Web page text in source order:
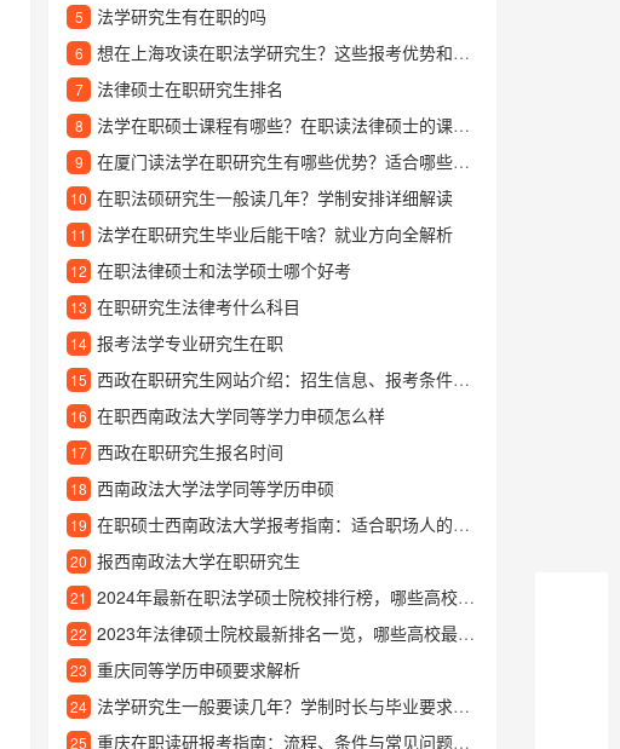
5 法学研究生有在职的吗
6 想在上海攻读在职法学研究生？这些报考优势和院校信息你需要了解
7 法律硕士在职研究生排名
8 法学在职硕士课程有哪些？在职读法律硕士的课程设置详解
9 在厦门读法学在职研究生有哪些优势？适合哪些人报考？
10 在职法硕研究生一般读几年？学制安排详细解读
11 法学在职研究生毕业后能干啥？就业方向全解析
12 在职法律硕士和法学硕士哪个好考
13 在职研究生法律考什么科目
14 报考法学专业研究生在职
15 西政在职研究生网站介绍：招生信息、报考条件及学习方式全解析
16 在职西南政法大学同等学力申硕怎么样
17 西政在职研究生报名时间
18 西南政法大学法学同等学历申硕
19 在职硕士西南政法大学报考指南：适合职场人的深造选择
20 报西南政法大学在职研究生
21 2024年最新在职法学硕士院校排行榜，哪些高校含金量最高？
22 2023年法律硕士院校最新排名一览，哪些高校最值得报考？
23 重庆同等学历申硕要求解析
24 法学研究生一般要读几年？学制时长与毕业要求全解析
25 重庆在职读研报考指南：流程、条件与常见问题解答